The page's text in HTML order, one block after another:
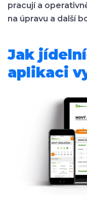
pracují a
na úpravu a další
Jak
aplikaci